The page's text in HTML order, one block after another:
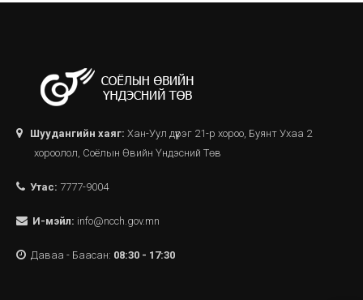
Шуудангийн хаяг: Хан-Уул дүүрэг 21-р хороо, Буянт Ухаа 2
хороолол, Соёлын Өвийн Үндэсний Төв
Утас: 7777-9004
И-мэйл: info@ncch.gov.mn
Даваа - Баасан: 08:30 - 17:30